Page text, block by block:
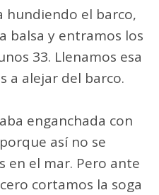
hundiendo el barco,
balsa y entramos los
33. Llenamos esa
a alejar del barco.
enganchada con
así no se
en el mar. Pero ante
cortamos la soga